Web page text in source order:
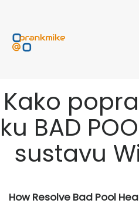
Kako
ku BAD
sustavu
How Resolve Bad Pool